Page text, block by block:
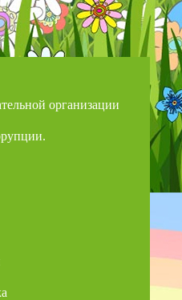
организации